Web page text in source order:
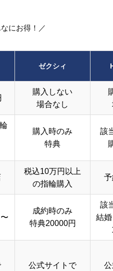
にお得！／
ゼクシィ
購入しない
場合なし
購入時のみ
特典
該
税込10万円以上
の指輪購入
成約時のみ
特典20000円
該
結
公式サイトで